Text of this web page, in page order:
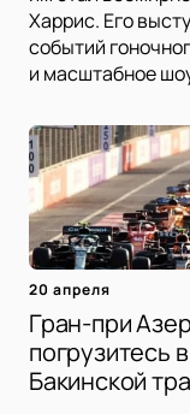
Харрис. Его
событий
и масштабное
20 апреля
Гран-при
погрузитесь
Бакинской